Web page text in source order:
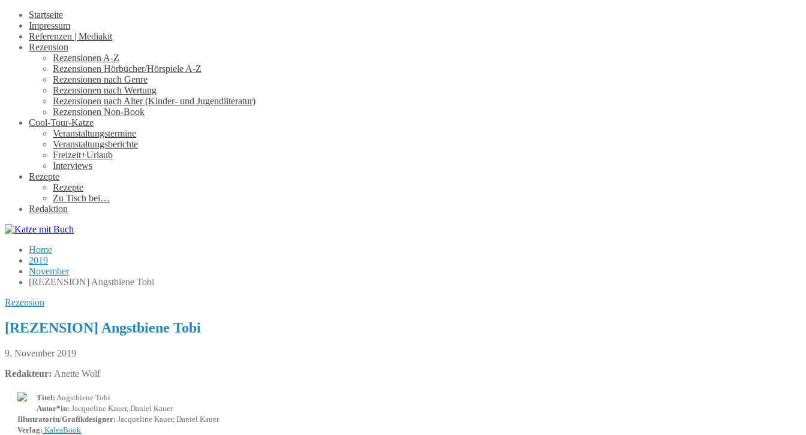
Startseite
Impressum
Referenzen | Mediakit
Rezension
Rezensionen A-Z
Rezensionen Hörbücher/Hörspiele A-Z
Rezensionen nach Genre
Rezensionen nach Wertung
Rezensionen nach Alter (Kinder- und Jugendliteratur)
Rezensionen Non-Book
Cool-Tour-Katze
Veranstaltungstermine
Veranstaltungsberichte
Freizeit+Urlaub
Interviews
Rezepte
Rezepte
Zu Tisch bei…
Redaktion
Home
2019
November
[REZENSION] Angstbiene Tobi
Rezension
[REZENSION] Angstbiene Tobi
9. November 2019
Redakteur: Anette Wolf
Titel: Angstbiene Tobi
Autor*in: Jacqueline Kauer, Daniel Kauer
Illustratorin/Grafikdesigner: Jacqueline Kauer, Daniel Kauer
Verlag: KaleaBook